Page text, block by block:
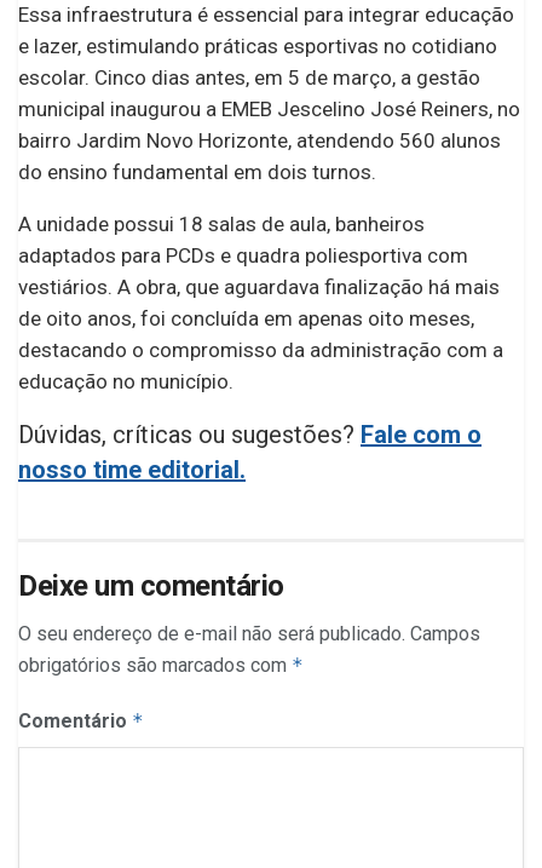
Essa infraestrutura é essencial para integrar educação
e lazer, estimulando práticas esportivas no cotidiano
escolar. Cinco dias antes, em 5 de março, a gestão
municipal inaugurou a EMEB Jescelino José Reiners, no
bairro Jardim Novo Horizonte, atendendo 560 alunos
do ensino fundamental em dois turnos.
A unidade possui 18 salas de aula, banheiros
adaptados para PCDs e quadra poliesportiva com
vestiários. A obra, que aguardava finalização há mais
de oito anos, foi concluída em apenas oito meses,
destacando o compromisso da administração com a
educação no município.
Dúvidas, críticas ou sugestões? Fale com o
nosso time editorial.
Deixe um comentário
O seu endereço de e-mail não será publicado. Campos
obrigatórios são marcados com *
Comentário *